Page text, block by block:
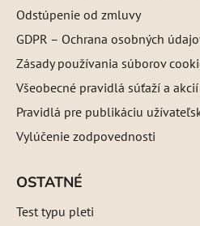
Odstúpenie od zmluvy
GDPR – Ochrana osobných
Zásady používania súborov
Všeobecné pravidlá súťaží a akcií
Pravidlá pre publikáciu
Vylúčenie zodpovednosti
OSTATNÉ
Test typu pleti